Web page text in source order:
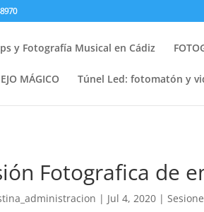
y Fotografía Musical en Cádiz
MÁGICO Túnel Led: fotomatón y
Fotografica de
| Jul 4, 2020 |